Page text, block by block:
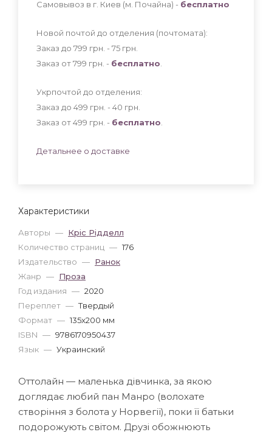
Характеристики
Авторы — Кріс Рідделл
Количество страниц — 176
Издательство — Ранок
Жанр — Проза
Год издания — 2020
Переплет — Твердый
Формат — 135x200 мм
ISBN — 9786170950437
Язык — Украинский
Самовывоз в г. Киев (м. Почайна) - бесплатно
Новой почтой до отделения (почтомата):
Заказ до 799 грн. - 75 грн
Заказ от 799 грн. - бесплатно
Укрпочтой до отделения:
Заказ до 499 грн. - 40 грн
Заказ от 499 грн. - бесплатно
Детальнее о доставке
Оттолайн — маленька дівчинка, за якою
доглядає любий пан Манро (волохате
створіння з болота у Норвегії), поки її батьки
подорожують світом. Друзі обожнюють